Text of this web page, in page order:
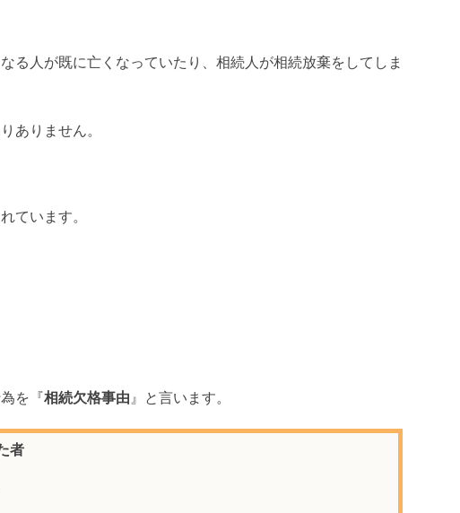
る人が既に亡くなっていたり、相続人が相続放棄をしてしま
ありません。
ています。
を『相続欠格事由』と言います。
者